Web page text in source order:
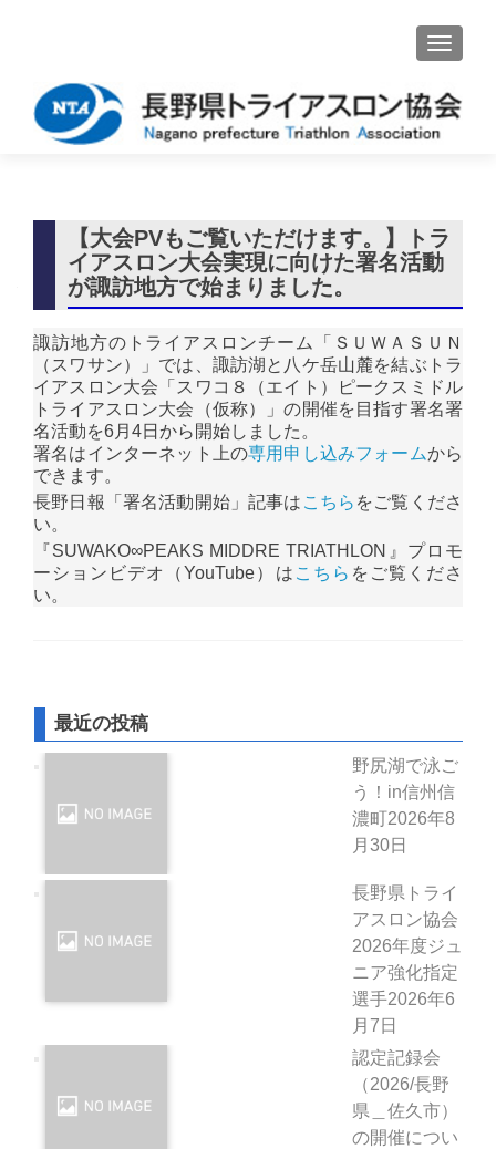
ナビゲ
【大会PVもご覧いただけます。】トラ
イアスロン大会実現に向けた署名活動
が諏訪地方で始まりました。
諏訪地方のトライアスロンチーム「ＳＵＷＡＳＵＮ
（スワサン）」では、諏訪湖と八ケ岳山麓を結ぶトラ
イアスロン大会「スワコ８（エイト）ピークスミドル
トライアスロン大会（仮称）」の開催を目指す署名署
名活動を6月4日から開始しました。
署名はインターネット上の専用申し込みフォームから
できます。
長野日報「署名活動開始」記事は こちら をご覧くださ
い。
『SUWAKO∞PEAKS MIDDRE TRIATHLON』プロモ
ーションビデオ（YouTube）は こちら をご覧くださ
い。
最近の投稿
野尻湖で泳ご
う！in信州信
濃町 2026年8
月30日
長野県トライ
アスロン協会
2026年度ジュ
ニア強化指定
選手2026年6
月7日
認定記録会
（2026/長野
県＿佐久市）
の開催につい